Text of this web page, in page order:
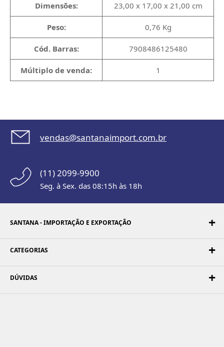
Dimensões: 23,00 x 17,00 x 21,00 cm
Peso: 0,76 Kg
Cód. Barras: 7908486125480
Múltiplo de venda: 1
vendas@santanaimport.com.br
(11) 2099-9900
Seg. à Sex. das 08:15h às 18h
SANTANA - IMPORTAÇÃO E EXPORTAÇÃO
CATEGORIAS
DÚVIDAS